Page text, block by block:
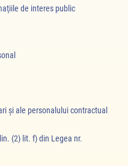
de interes public
şi ale personalului contractual
(2) lit. f) din Legea nr.